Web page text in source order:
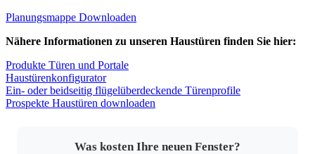
Planungsmappe Downloaden
Nähere Informationen zu unseren Haustüren finden Sie hier:
Produkte Türen und Portale
Haustürenkonfigurator
Ein- oder beidseitig flügelüberdeckende Türenprofile
Prospekte Haustüren downloaden
Was kosten Ihre neuen Fenster?